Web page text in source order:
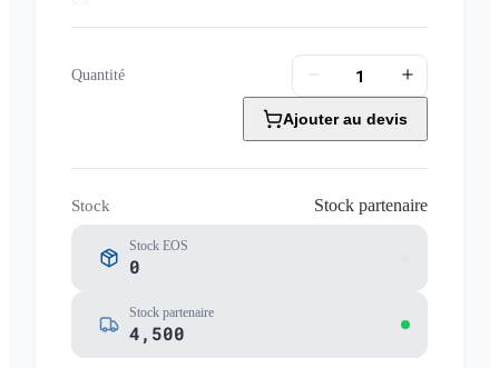
Quantité
Ajouter au devis
Stock Stock partenaire
Stock EOS
0
Stock partenaire
4,500